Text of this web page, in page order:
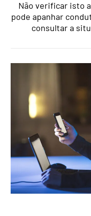
Não verificar isto
pode apanhar
consultar a